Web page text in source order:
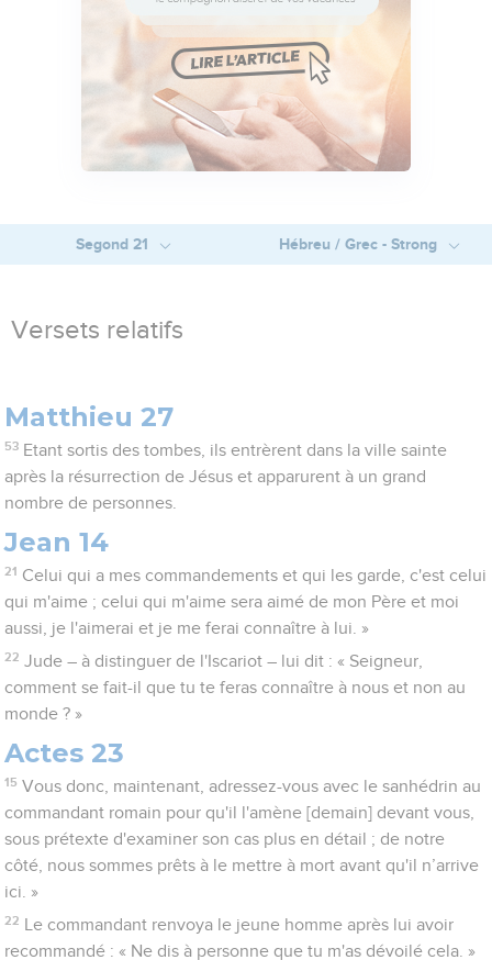
Segond 21 Hébreu / Grec - Strong
Versets relatifs
Matthieu 27
53 Etant sortis des tombes, ils entrèrent dans la ville sainte
après la résurrection de Jésus et apparurent à un grand
nombre de personnes.
Jean 14
21 Celui qui a mes commandements et qui les garde, c'est celui
qui m'aime ; celui qui m'aime sera aimé de mon Père et moi
aussi, je l'aimerai et je me ferai connaître à lui. »
22 Jude – à distinguer de l'Iscariot – lui dit : « Seigneur,
comment se fait-il que tu te feras connaître à nous et non au
monde ? »
Actes 23
15 Vous donc, maintenant, adressez-vous avec le sanhédrin au
commandant romain pour qu'il l'amène [demain] devant vous,
sous prétexte d'examiner son cas plus en détail ; de notre
côté, nous sommes prêts à le mettre à mort avant qu'il n’arrive
ici. »
22
Le commandant renvoya le jeune homme après lui avoir
recommandé : « Ne dis à personne que tu m'as dévoilé cela. »